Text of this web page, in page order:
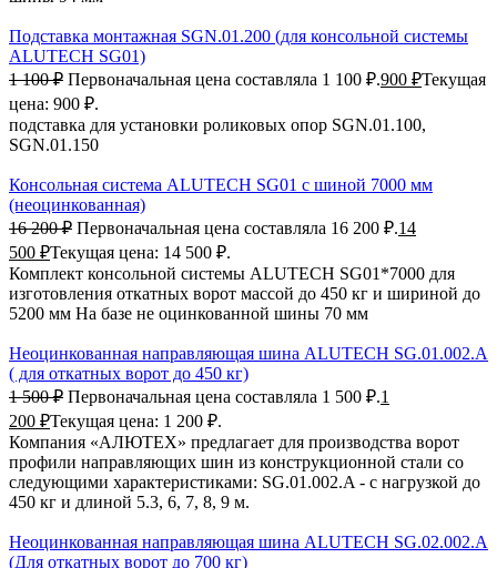
Подставка монтажная SGN.01.200 (для консольной системы
ALUTECH SG01)
1 100₽ Первоначальная цена составляла 1 100 ₽.900 ₽Текущая
цена: 900 ₽.
подставка для установки роликовых опор SGN.01.100,
SGN.01.150
Консольная система ALUTECH SG01 с шиной 7000 мм
(неоцинкованная)
16 200₽ Первоначальная цена составляла 16 200 ₽.14
500 ₽Текущая цена: 14 500 ₽.
Комплект консольной системы ALUTECH SG01*7000 для
изготовления откатных ворот массой до 450 кг и шириной до
5200 мм На базе не оцинкованной шины 70 мм
Неоцинкованная направляющая шина ALUTECH SG.01.002.A
( для откатных ворот до 450 кг)
1 500₽ Первоначальная цена составляла 1 500 ₽.1
200 ₽Текущая цена: 1 200 ₽.
Компания «АЛЮТЕХ» предлагает для производства ворот
профили направляющих шин из конструкционной стали со
следующими характеристиками: SG.01.002.A - с нагрузкой до
450 кг и длиной 5.3, 6, 7, 8, 9 м.
Неоцинкованная направляющая шина ALUTECH SG.02.002.A
(Для откатных ворот до 700 кг)